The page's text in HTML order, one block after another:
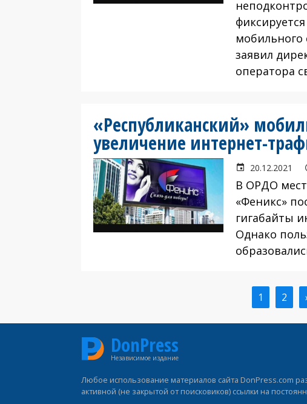
мобильного
заявил
оператора
«Республиканский»
увеличение интернет-
20.12.2021
В ОРДО
«Феникс»
гигабайты
Однако
Текущая
страница
1 2 ›
DonPress
Независимое издание
Любое использование материалов сайта DonPress.com
активной (не закрытой от поисковиков) ссылки на